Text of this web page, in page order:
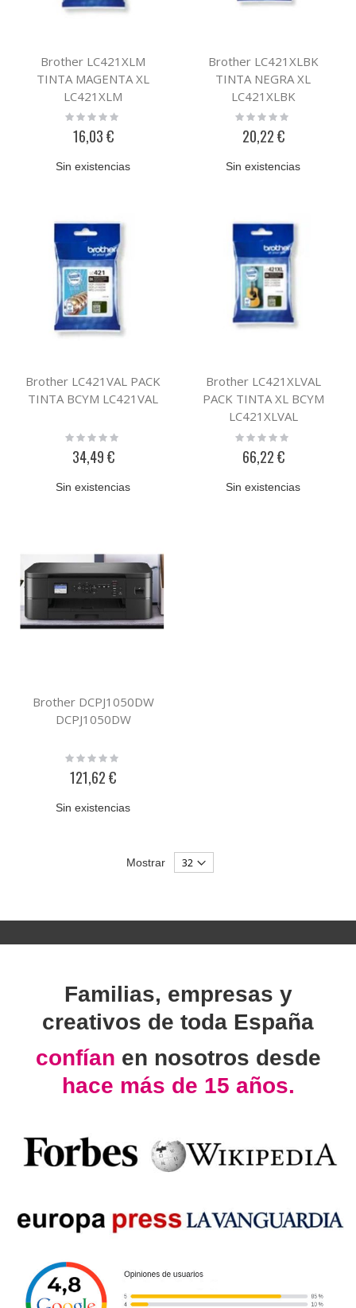
Brother LC421XLM
TINTA MAGENTA XL
LC421XLM
Rating:
16,03 €
Sin existencias
Brother LC421XLBK
TINTA NEGRA XL
LC421XLBK
Rating:
20,22 €
Sin existencias
Brother LC421VAL PACK
TINTA BCYM LC421VAL
Rating:
34,49 €
Sin existencias
Brother LC421XLVAL
PACK TINTA XL BCYM
LC421XLVAL
Rating:
66,22 €
Sin existencias
Brother DCPJ1050DW
DCPJ1050DW
Rating:
121,62 €
Sin existencias
Mostrar
Familias, empresas y
creativos de toda España
confían en nosotros desde
hace más de 15 años.